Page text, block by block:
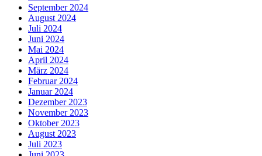
September 2024
August 2024
Juli 2024
Juni 2024
Mai 2024
April 2024
März 2024
Februar 2024
Januar 2024
Dezember 2023
November 2023
Oktober 2023
August 2023
Juli 2023